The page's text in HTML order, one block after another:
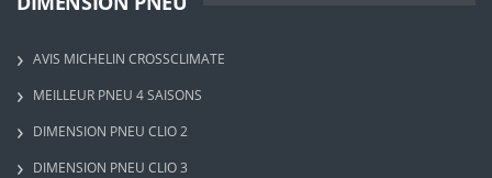
AVIS MICHELIN CROSSCLIMATE
MEILLEUR PNEU 4 SAISONS
DIMENSION PNEU CLIO 2
DIMENSION PNEU CLIO 3